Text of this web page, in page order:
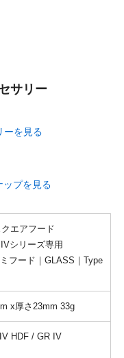
サリー
ーを見る
ップを見る
エアフード
シリーズ専用
フード｜GLASS｜Type
x厚さ23mm 33g
HDF / GR IV